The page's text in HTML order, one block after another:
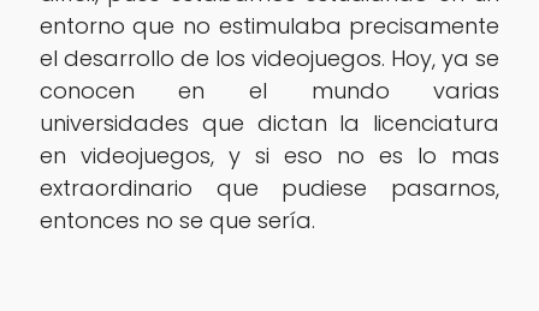
entorno que no estimulaba precisamente
el desarrollo de los videojuegos. Hoy, ya se
conocen en el mundo varias
universidades que dictan la licenciatura
en videojuegos, y si eso no es lo mas
extraordinario que pudiese pasarnos,
entonces no se que sería.